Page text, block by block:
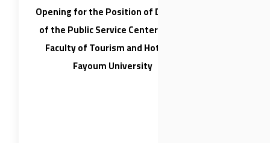
Opening for the Position of Director
of the Public Service Center at the
Faculty of Tourism and Hotels –
Fayoum University